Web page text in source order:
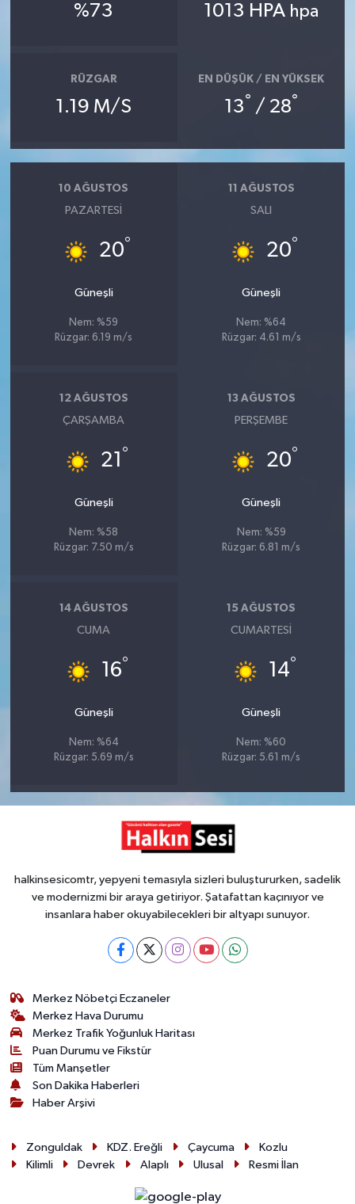
%73 1013 HPA hpa
RÜZGAR
1.19 M/S
EN DÜŞÜK / EN YÜKSEK
13° / 28°
10 AĞUSTOS
PAZARTESI
20°
Güneşli
Nem: %59
Rüzgar: 6.19 m/s
11 AĞUSTOS
SALI
20°
Güneşli
Nem: %64
Rüzgar: 4.61 m/s
12 AĞUSTOS
ÇARŞAMBA
21 °
Güneşli
Nem: %58
Rüzgar: 7.50 m/s
13 AĞUSTOS
PERŞEMBE
20°
Güneşli
Nem: %59
Rüzgar: 6.81 m/s
14 AĞUSTOS
CUMA
16°
Güneşli
Nem: %64
Rüzgar: 5.69 m/s
15 AĞUSTOS
CUMARTESI
14°
Güneşli
Nem: %60
Rüzgar: 5.61 m/s
halkinsesicomtr, yepyeni temasıyla sizleri buluştururken, sadelik
ve modernizmi bir araya getiriyor. Şatafattan kaçınıyor ve
insanlara haber okuyabilecekleri bir altyapı sunuyor.
Merkez Nöbetçi Eczaneler
Merkez Hava Durumu
Merkez Trafik Yoğunluk Haritası
Puan Durumu ve Fikstür
Tüm Manşetler
Son Dakika Haberleri
Haber Arşivi
Zonguldak KDZ. Ereğli Çaycuma
Kozlu
Kilimli
Devrek Alaplı Ulusal Resmi İlan
Resmi İlan
Sağlık
Spor
Yaşam